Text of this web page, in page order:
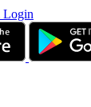
Login